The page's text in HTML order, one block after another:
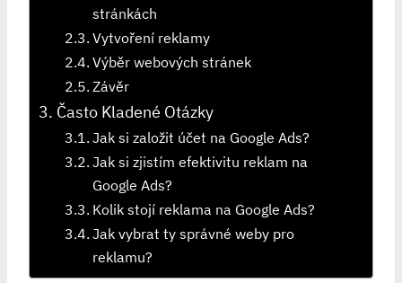
stránkách
Vytvoření reklamy
Výběr webových stránek
Závěr
Často Kladené Otázky
Jak si založit účet na Google Ads?
Jak si zjistím efektivitu reklam na
Google Ads?
Kolik stojí reklama na Google Ads?
Jak vybrat ty správné weby pro
reklamu?